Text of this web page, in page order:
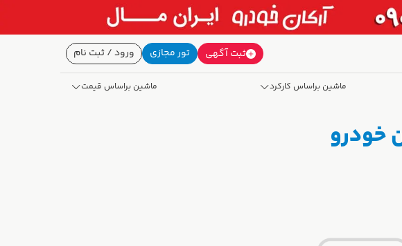
ثبت آگهی تور مجازی ورود / ثبت نام
ماشین براساس کارکرد ماشین براساس قیمت